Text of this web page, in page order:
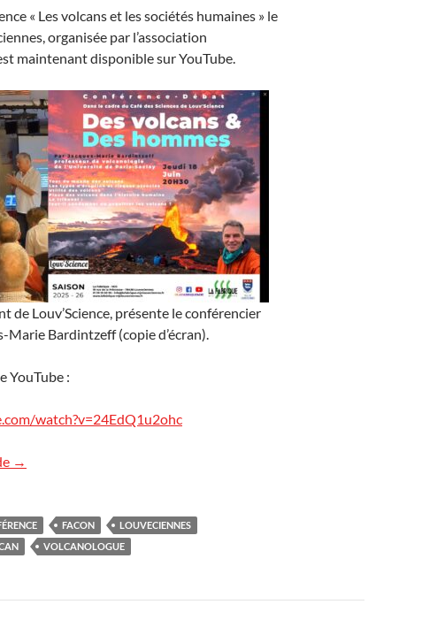
« Les volcans et les sociétés humaines » le
organisée par l’association
est maintenant disponible sur YouTube.
de Louv’Science, présente le conférencier
Marie Bardintzeff (copie d’écran).
YouTube :
watch?v=24EdQ1u2ohc
Conférence « volcans » à Louveciennes : le replay
→
FACON
LOUVECIENNES
VOLCANOLOGUE